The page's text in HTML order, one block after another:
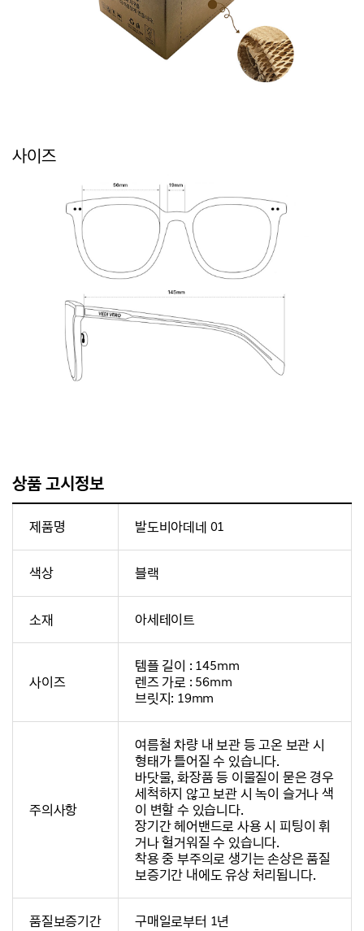
사이즈
상품 고시정보
제품명 발도비아데네 01
색상 블랙
소재 아세테이트
사이즈
템플 길이 : 145mm
렌즈 가로 : 56mm
브릿지: 19mm
주의사항
여름철 차량 내 보관 등 고온 보관 시
형태가 틀어질 수 있습니다.
바닷물, 화장품 등 이물질이 묻은 경우
세척하지 않고 보관 시 녹이 슬거나 색
이 변할 수 있습니다.
장기간 헤어밴드로 사용 시 피팅이 휘
거나 헐거워질 수 있습니다.
착용 중 부주의로 생기는 손상은 품질
보증기간 내에도 유상 처리됩니다.
품질보증기간 구매일로부터 1년